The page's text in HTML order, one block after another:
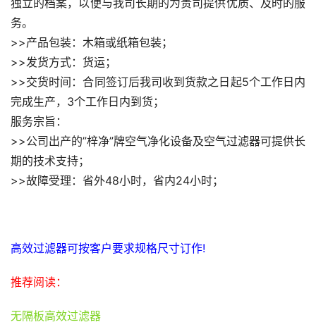
独立的档案，以便与我司长期的为贵司提供优质、及时的服
务。
>>产品包装：木箱或纸箱包装；
>>发货方式：货运；
>>交货时间：合同签订后我司收到货款之日起5个工作日内
完成生产，3个工作日内到货；
服务宗旨：
>>公司出产的”梓净”牌空气净化设备及空气过滤器可提供长
期的技术支持；
>>故障受理：省外48小时，省内24小时；
高效过滤器可按客户要求规格尺寸订作!
推荐阅读：
无隔板高效过滤器